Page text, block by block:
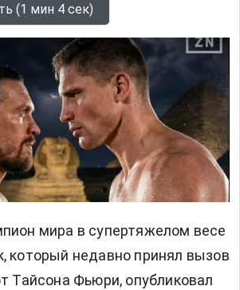
(1 мин 4 сек)
мира в супертяжелом весе
который недавно принял вызов
Тайсона Фьюри, опубликовал